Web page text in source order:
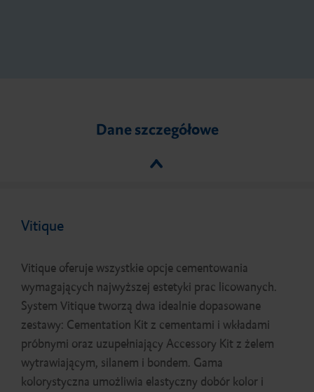
Dane szczegółowe
Vitique
Vitique oferuje wszystkie opcje cementowania
wymagających najwyższej estetyki prac licowanych.
System Vitique tworzą dwa idealnie dopasowane
zestawy: Cementation Kit z cementami i wkładami
próbnymi oraz uzupełniający Accessory Kit z żelem
wytrawiającym, silanem i bondem. Gama
kolorystyczna umożliwia elastyczny dobór kolor i